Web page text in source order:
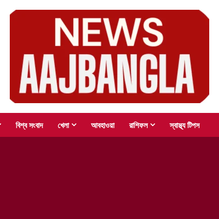
বিশ্ব সংবাদ খেলা আবহাওয়া রাশিফল স্বাস্থ্য টিপস